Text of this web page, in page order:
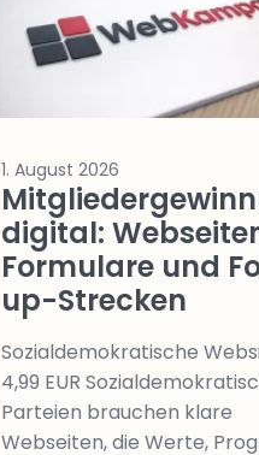
1. August 2026
digital:
Formulare und
up-Strecken
Sozialdemokratische
4,99 EUR
Parteien brauchen klare
Webseiten, die Werte,